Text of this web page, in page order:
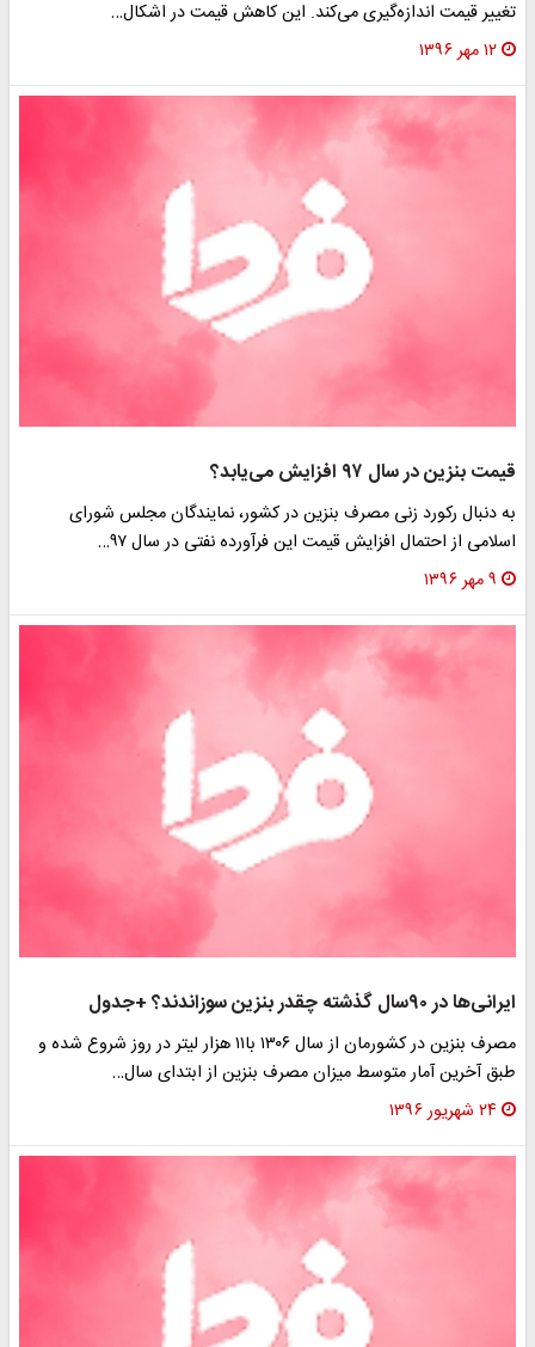
تغییر قیمت اندازه‌گیری می‌کند. این کاهش قیمت در اشکال…
۱۲ مهر ۱۳۹۶
قیمت بنزین در سال ۹۷ افزایش می‌یابد؟
به دنبال رکورد زنی مصرف بنزین در کشور، نمایندگان مجلس شورای
اسلامی از احتمال افزایش قیمت این فرآورده نفتی در سال ۹۷…
۹ مهر ۱۳۹۶
ایرانی‌ها در ۹۰سال گذشته چقدر بنزین سوزاندند؟ +جدول
مصرف بنزین در کشورمان از سال ۱۳۰۶ با۱۱ هزار لیتر در روز شروع شده و
طبق آخرین آمار متوسط میزان مصرف بنزین از ابتدای سال…
۲۴ شهریور ۱۳۹۶